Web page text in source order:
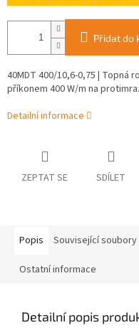
Přidat do
40MDT 400/10,6-0,75 | Topná
příkonem 400 W/m na
Detailní informace
ZEPTAT SE SDÍLET
Popis Související soubory
Ostatní informace
Detailní popis